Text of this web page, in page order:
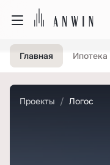
Главная Ипотека
Проекты Логос